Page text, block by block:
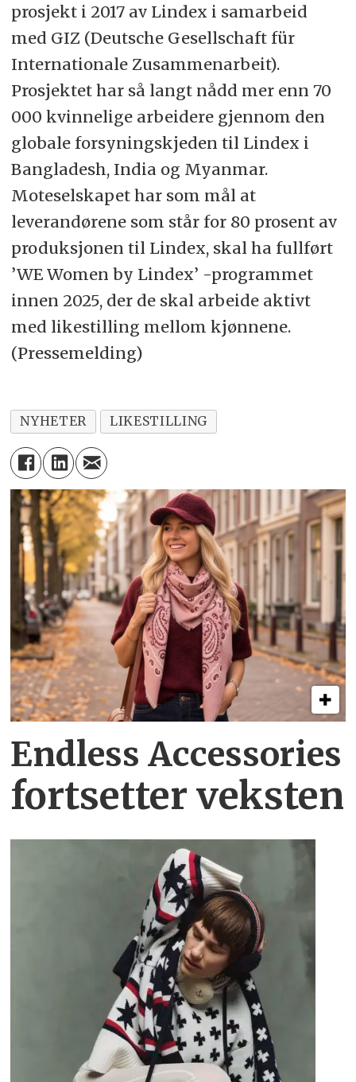
prosjekt i 2017 av Lindex i samarbeid
med GIZ (Deutsche Gesellschaft für
Internationale Zusammenarbeit).
Prosjektet har så langt nådd mer enn 70
000 kvinnelige arbeidere gjennom den
globale forsyningskjeden til Lindex i
Bangladesh, India og Myanmar.
Moteselskapet har som mål at
leverandørene som står for 80 prosent av
produksjonen til Lindex, skal ha fullført
’WE Women by Lindex’ -programmet
innen 2025, der de skal arbeide aktivt
med likestilling mellom kjønnene.
(Pressemelding)
NYHETER LIKESTILLING
Endless Accessories
fortsetter veksten